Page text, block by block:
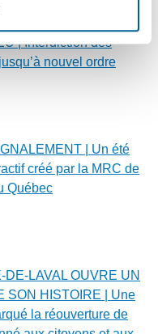
| Interdiction des
nouvel ordre
| Un été
créé par la MRC de
Québec
DE-LAVAL OUVRE UN
SON HISTOIRE | Une
la réouverture de